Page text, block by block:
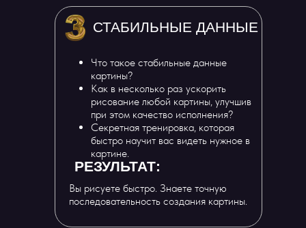
Что такое стабильные данные
картины?
Как в несколько раз ускорить
рисование любой картины, улучшив
при этом качество исполнения?
Секретная тренировка, которая
быстро научит вас видеть нужное в
картине.
СТАБИЛЬНЫЕ ДАННЫЕ
РЕЗУЛЬТАТ:
Вы рисуете быстро. Знаете точную
последовательность создания картины.